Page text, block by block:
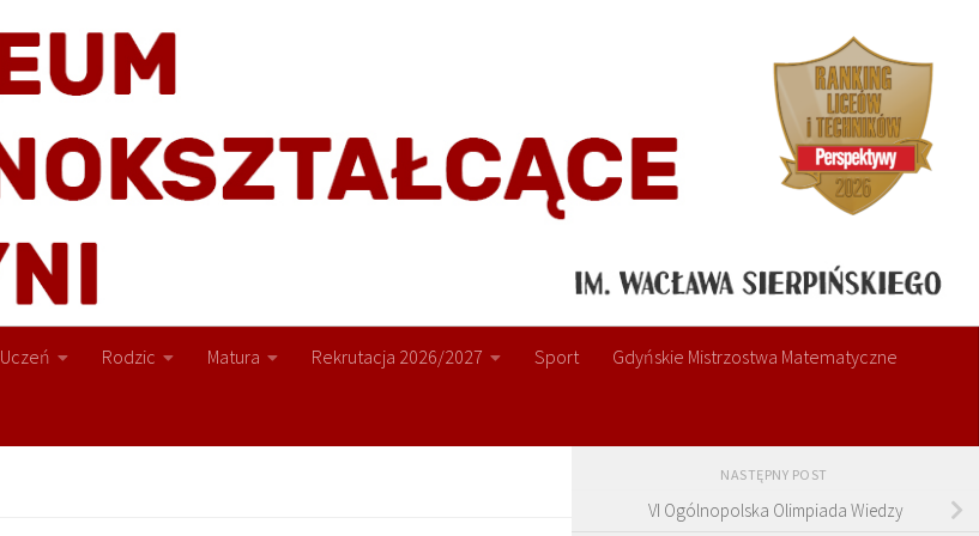
Uczeń Rodzic Matura Rekrutacja 2026/2027 Sport Gdyńskie Mistrzostwa Matematyczne
NASTĘPNY POST
VI Ogólnopolska Olimpiada Wiedzy